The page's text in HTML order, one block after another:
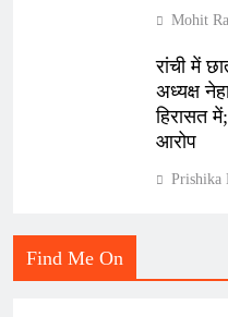
Mohit
रांची में
अध्यक्ष
हिरासत में;
आरोप
Prishika
Find Me On